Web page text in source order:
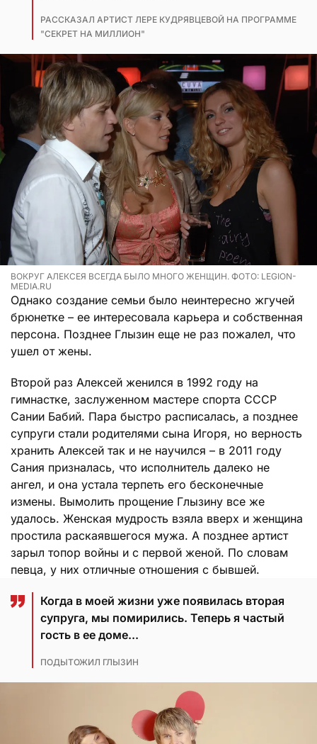
РАССКАЗАЛ АРТИСТ ЛЕРЕ КУДРЯВЦЕВОЙ НА ПРОГРАММЕ
"СЕКРЕТ НА МИЛЛИОН"
ВОКРУГ АЛЕКСЕЯ ВСЕГДА БЫЛО МНОГО ЖЕНЩИН. ФОТО: LEGION-
MEDIA.RU
Однако создание семьи было неинтересно жгучей
брюнетке – ее интересовала карьера и собственная
персона. Позднее Глызин еще не раз пожалел, что
ушел от жены.
Второй раз Алексей женился в 1992 году на
гимнастке, заслуженном мастере спорта СССР
Сании Бабий. Пара быстро расписалась, а позднее
супруги стали родителями сына Игоря, но верность
хранить Алексей так и не научился – в 2011 году
Сания призналась, что исполнитель далеко не
ангел, и она устала терпеть его бесконечные
измены. Вымолить прощение Глызину все же
удалось. Женская мудрость взяла вверх и женщина
простила раскаявшегося мужа. А позднее артист
зарыл топор войны и с первой женой. По словам
певца, у них отличные отношения с бывшей.
Когда в моей жизни уже появилась вторая
супруга, мы помирились. Теперь я частый
гость в ее доме...
ПОДЫТОЖИЛ ГЛЫЗИН